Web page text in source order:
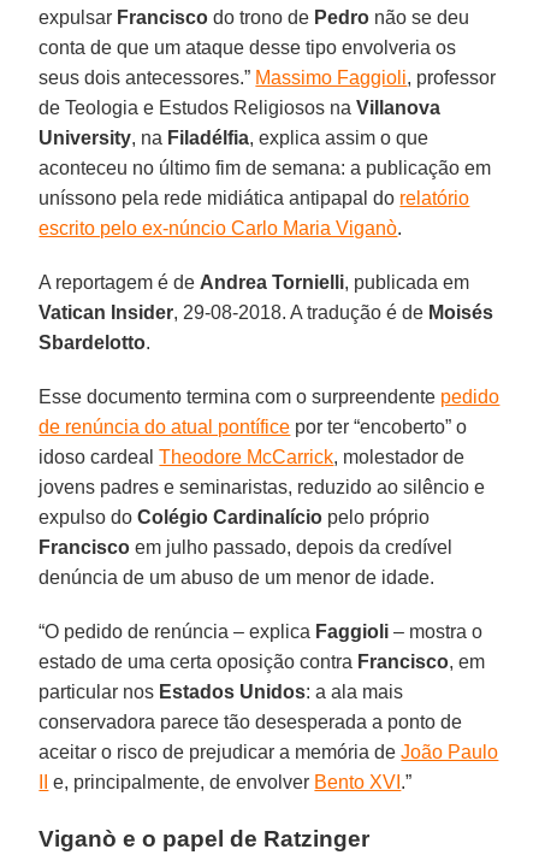
expulsar Francisco do trono de Pedro não se deu
conta de que um ataque desse tipo envolveria os
seus dois antecessores.” Massimo Faggioli, professor
de Teologia e Estudos Religiosos naVillanova
University, na Filadélfia, explica assim o que
aconteceu no último fim de semana: a publicação em
uníssono pela rede midiática antipapal do relatório
escrito pelo ex-núncio Carlo Maria Viganò.
A reportagem é de Andrea Tornielli, publicada em
Vatican Insider, 29-08-2018. A tradução é de Moisés
Sbardelotto.
Esse documento termina com o surpreendente pedido
de renúncia do atual pontífice por ter “encoberto” o
idoso cardealTheodore McCarrick, molestador de
jovens padres e seminaristas, reduzido ao silêncio e
expulso doColégio Cardinalício pelo próprio
Francisco em julho passado, depois da credível
denúncia de um abuso de um menor de idade.
“O pedido de renúncia – explica Faggioli – mostra o
estado de uma certa oposição contra Francisco, em
particular nos Estados Unidos: a ala mais
conservadora parece tão desesperada a ponto de
aceitar o risco de prejudicar a memória deJoão Paulo
e, principalmente, de envolver Bento XVI .”
Viganò e o papel de Ratzinger